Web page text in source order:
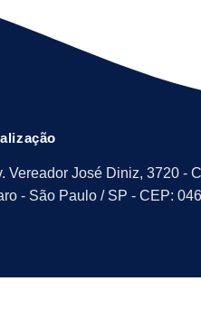
Vereador José Diniz, 3720 -
- São Paulo / SP - CEP: